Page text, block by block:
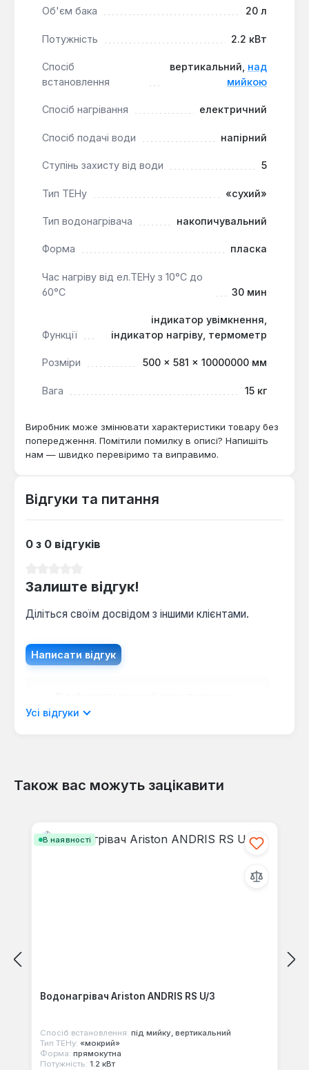
джерело гарячої води. Він підходить для
довговічність "сухого" ТЕНа та простоту
Об'єм бака 20 л
Потужність 2.2 кВт
Спосіб
встановлення
вертикальний, над
мийкою
Спосіб нагрівання електричний
Спосіб подачі води напірний
Ступінь захисту від води 5
Тип ТЕНу «сухий»
Тип водонагрівача накопичувальний
Форма пласка
Час нагріву від ел.ТЕНу з 10°С до
60°С
30 мин
Функції
індикатор увімкнення,
індикатор нагріву, термометр
Розміри 500 × 581 × 10000000 мм
Вага 15 кг
Виробник може змінювати характеристики товару без
попередження. Помітили помилку в описі? Напишіть
нам — швидко перевіримо та виправимо.
Відгуки та питання
0 з 0 відгуків
Залиште відгук!
Діліться своїм досвідом з іншими клієнтами.
Написати відгук
мовою.
Відгуків не знайдено. Поділіться
Усі відгуки
Також вас можуть зацікавити
В наявності
Водонагрівач Ariston ANDRIS RS U/3
Спосіб встановлення: під мийку, вертикальний
Тип ТЕНу: «мокрий»
Форма: прямокутна
Потужність: 1.2 кВт